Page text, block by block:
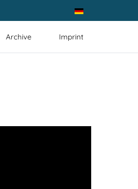
Select your language
Archive Imprint